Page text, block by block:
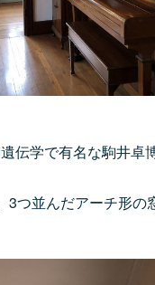
伝学で有名な駒井卓
つ並んだアーチ形の